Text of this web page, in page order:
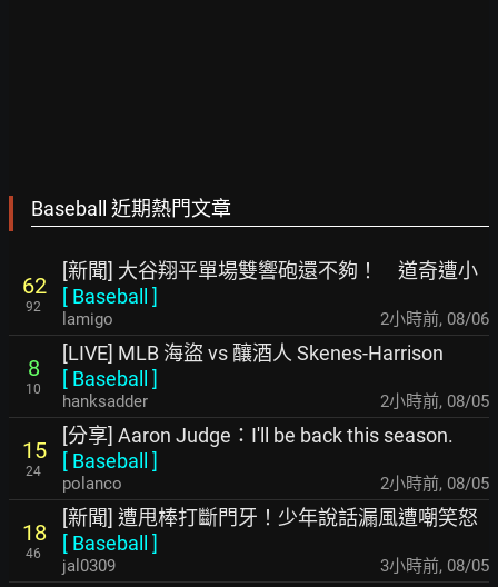
Baseball 近期熱門文章
62
92
[新聞] 大谷翔平單場雙響砲還不夠！ 道奇遭小
[ Baseball ]
lamigo 2小時前, 08/06
8
10
[LIVE] MLB 海盜 vs 釀酒人 Skenes-Harrison
[ Baseball ]
hanksadder 2小時前, 08/05
15
24
[分享] Aaron Judge：I'll be back this season.
[ Baseball ]
polanco 2小時前, 08/05
18
46
[新聞] 遭甩棒打斷門牙！少年說話漏風遭嘲笑怒
[ Baseball ]
jal0309 3小時前, 08/05